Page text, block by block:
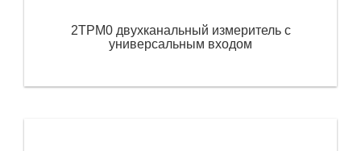
2ТРМ0 двухканальный измеритель с
универсальным входом